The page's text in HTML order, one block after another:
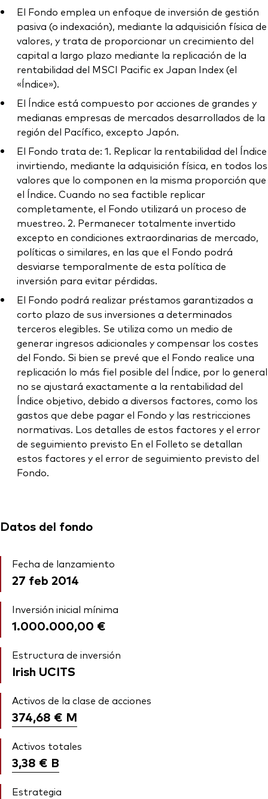
El Fondo emplea un enfoque de inversión de gestión
pasiva (o indexación), mediante la adquisición física de
valores, y trata de proporcionar un crecimiento del
capital a largo plazo mediante la replicación de la
rentabilidad del MSCI Pacific ex Japan Index (el
«Índice»).
El Índice está compuesto por acciones de grandes y
medianas empresas de mercados desarrollados de la
región del Pacífico, excepto Japón.
El Fondo trata de: 1. Replicar la rentabilidad del Índice
invirtiendo, mediante la adquisición física, en todos los
valores que lo componen en la misma proporción que
el Índice. Cuando no sea factible replicar
completamente, el Fondo utilizará un proceso de
muestreo. 2. Permanecer totalmente invertido
excepto en condiciones extraordinarias de mercado,
políticas o similares, en las que el Fondo podrá
desviarse temporalmente de esta política de
inversión para evitar pérdidas.
El Fondo podrá realizar préstamos garantizados a
corto plazo de sus inversiones a determinados
terceros elegibles. Se utiliza como un medio de
generar ingresos adicionales y compensar los costes
del Fondo. Si bien se prevé que el Fondo realice una
replicación lo más fiel posible del Índice, por lo general
no se ajustará exactamente a la rentabilidad del
Índice objetivo, debido a diversos factores, como los
gastos que debe pagar el Fondo y las restricciones
normativas. Los detalles de estos factores y el error
de seguimiento previsto En el Folleto se detallan
estos factores y el error de seguimiento previsto del
Fondo.
Datos del fondo
Fecha de lanzamiento
27 feb 2014
Inversión inicial mínima
1.000.000,00 €
Estructura de inversión
Irish UCITS
Activos de la clase de acciones
374,68 € M
Activos totales
3,38 € B
Estrategia